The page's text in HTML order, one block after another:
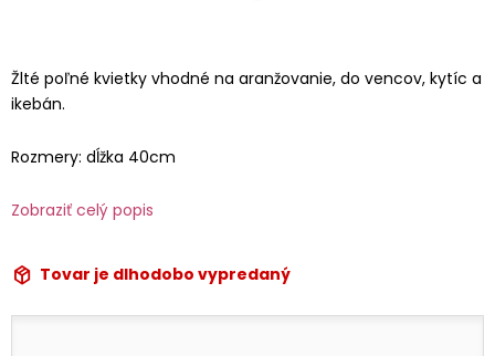
Žlté poľné kvietky vhodné na aranžovanie, do vencov, kytíc a
ikebán.
Rozmery: dĺžka 40cm
Zobraziť celý popis
Tovar je dlhodobo vypredaný